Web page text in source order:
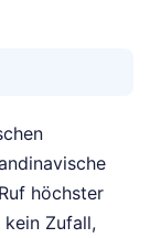
höchster
Zufall,